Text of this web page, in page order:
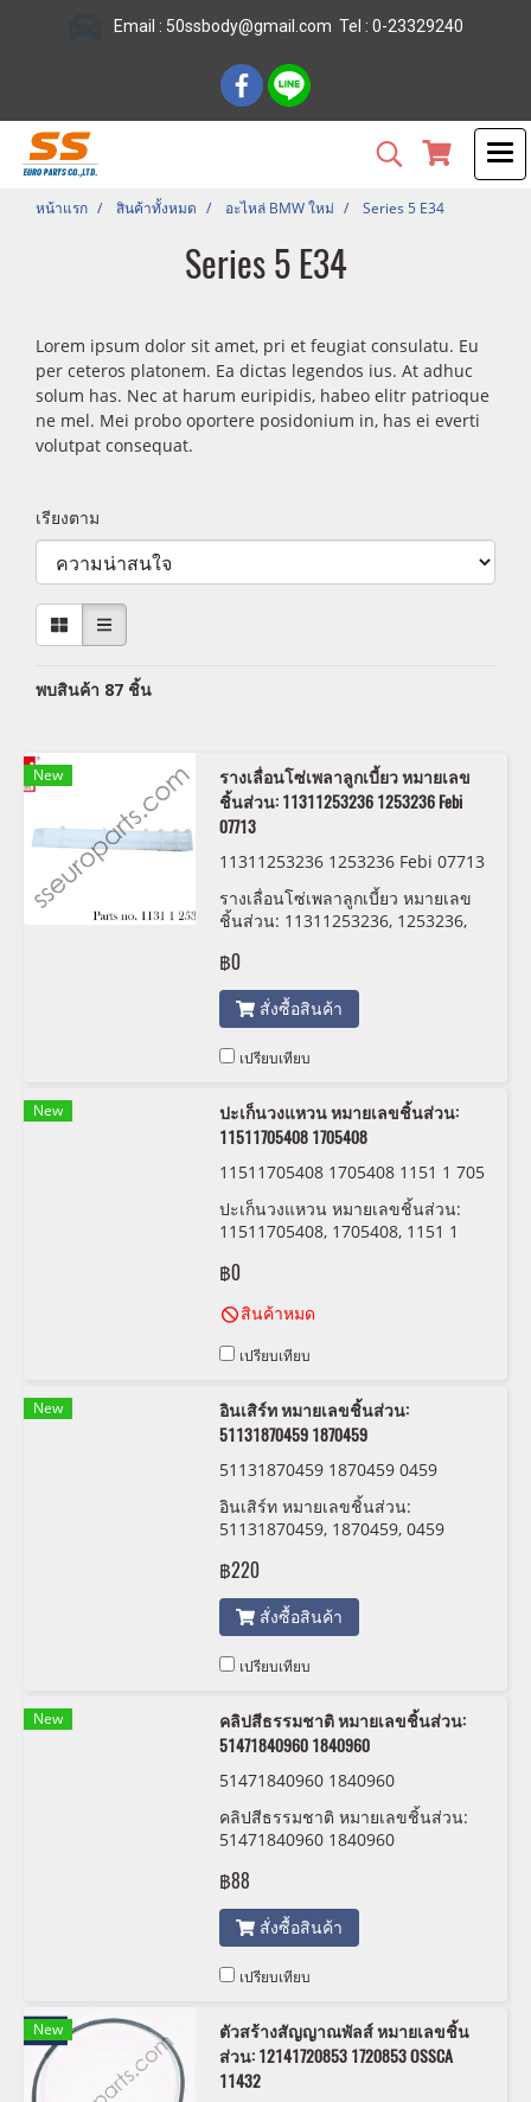
Email : 50ssbody@gmail.com Tel : 0-23329240
หน้าแรก สินค้าทั้งหมด อะไหล่ BMW ใหม่ Series 5 E34
Series 5 E34
Lorem ipsum dolor sit amet, pri et feugiat consulatu. Eu
per ceteros platonem. Ea dictas legendos ius. At adhuc
solum has. Nec at harum euripidis, habeo elitr patrioque
ne mel. Mei probo oportere posidonium in, has ei everti
volutpat consequat.
เรียงตาม
พบสินค้า 87 ชิ้น
New
รางเลื่อนโซ่เพลาลูกเบี้ยว หมายเลข
ชิ้นส่วน: 11311253236 1253236 Febi
07713
11311253236 1253236 Febi 07713
รางเลื่อนโซ่เพลาลูกเบี้ยว หมายเลข
ชิ้นส่วน: 11311253236, 1253236,
฿0
สั่งซื้อสินค้า
เปรียบเทียบ
New
ปะเก็นวงแหวน หมายเลขชิ้นส่วน:
11511705408 1705408
11511705408 1705408 1151 1 705
ปะเก็นวงแหวน หมายเลขชิ้นส่วน:
11511705408, 1705408, 1151 1
฿0
สินค้าหมด
เปรียบเทียบ
New
อินเสิร์ท หมายเลขชิ้นส่วน:
51131870459 1870459
51131870459 1870459 0459
อินเสิร์ท หมายเลขชิ้นส่วน:
51131870459, 1870459, 0459
฿220
สั่งซื้อสินค้า
เปรียบเทียบ
New
คลิปสีธรรมชาติ หมายเลขชิ้นส่วน:
51471840960 1840960
51471840960 1840960
คลิปสีธรรมชาติ หมายเลขชิ้นส่วน:
51471840960 1840960
฿88
สั่งซื้อสินค้า
เปรียบเทียบ
New
ตัวสร้างสัญญาณพัลส์ หมายเลขชิ้น
ส่วน: 12141720853 1720853 OSSCA
11432